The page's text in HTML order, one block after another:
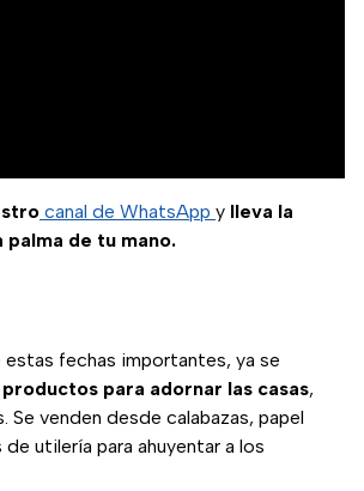
canal de WhatsApp y lleva la
palma de tu mano.
estas fechas importantes, ya se
productos para adornar las casas,
Se venden desde calabazas, papel
utilería para ahuyentar a los